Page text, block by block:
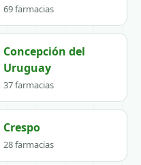
69 farmacias
Concepción del
Uruguay
37 farmacias
Crespo
28 farmacias